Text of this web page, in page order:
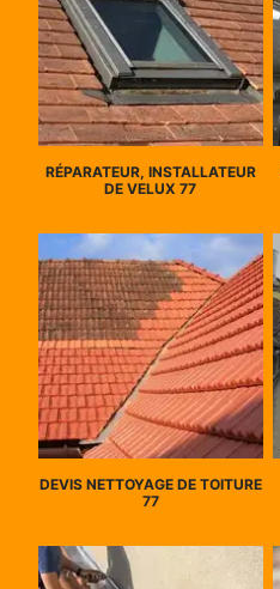
RÉPARATEUR, INSTALLATEUR
DE VELUX 77
DEVIS NETTOYAGE DE TOITURE
77